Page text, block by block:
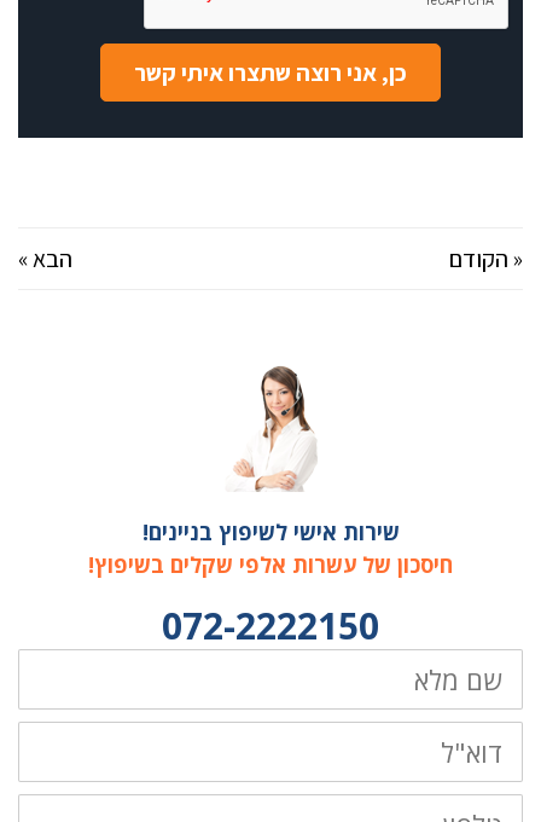
כן, אני רוצה שתצרו איתי קשר
« הקודם הבא »
שירות אישי לשיפוץ בניינים!
חיסכון של עשרות אלפי שקלים בשיפוץ!
072-2222150
שם
מלא
דוא"ל
טלפון